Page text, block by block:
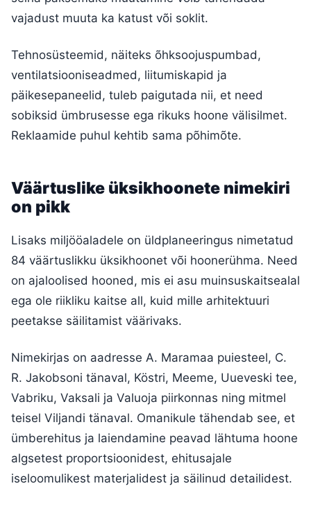
vajadust muuta ka katust või soklit.
Tehnosüsteemid, näiteks õhksoojuspumbad,
ventilatsiooniseadmed, liitumiskapid ja
päikesepaneelid, tuleb paigutada nii, et need
sobiksid ümbrusesse ega rikuks hoone välisilmet.
Reklaamide puhul kehtib sama põhimõte.
Väärtuslike üksikhoonete nimekiri
on pikk
Lisaks miljööaladele on üldplaneeringus nimetatud
84 väärtuslikku üksikhoonet või hoonerühma. Need
on ajaloolised hooned, mis ei asu muinsuskaitsealal
ega ole riikliku kaitse all, kuid mille arhitektuuri
peetakse säilitamist väärivaks.
Nimekirjas on aadresse A. Maramaa puiesteel, C.
R. Jakobsoni tänaval, Köstri, Meeme, Uueveski tee,
Vabriku, Vaksali ja Valuoja piirkonnas ning mitmel
teisel Viljandi tänaval. Omanikule tähendab see, et
ümberehitus ja laiendamine peavad lähtuma hoone
algsetest proportsioonidest, ehitusajale
iseloomulikest materjalidest ja säilinud detailidest.